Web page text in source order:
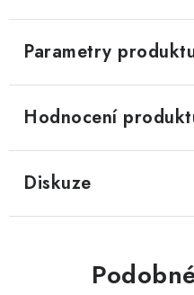
Parametry
Hodnocení
Diskuze